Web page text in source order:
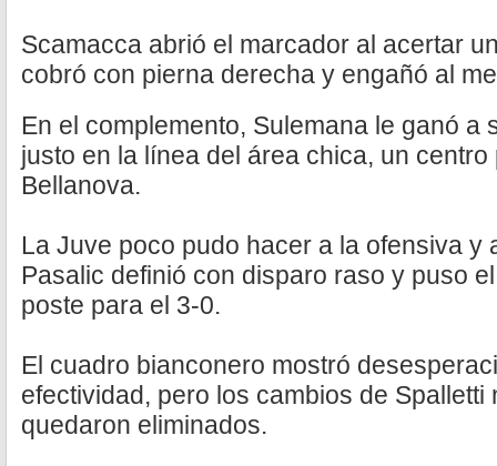
Scamacca abrió el marcador al acertar
cobró con pierna derecha y engañó al
En el complemento, Sulemana le ganó a
justo en la línea del área chica, un
Bellanova.
La Juve poco pudo hacer a la ofensiva y
Pasalic definió con disparo raso y puso
poste para el 3-0.
El cuadro bianconero mostró
efectividad, pero los cambios de Spalletti
quedaron eliminados.